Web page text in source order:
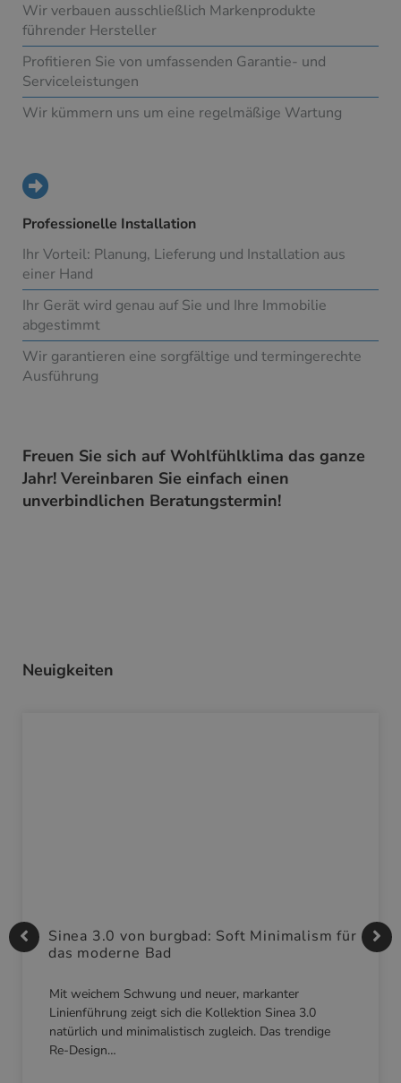
Wir verbauen ausschließlich Markenprodukte
führender Hersteller
Profitieren Sie von umfassenden Garantie- und
Serviceleistungen
Wir kümmern uns um eine regelmäßige Wartung
Professionelle Installation
Ihr Vorteil: Planung, Lieferung und Installation aus
einer Hand
Ihr Gerät wird genau auf Sie und Ihre Immobilie
abgestimmt
Wir garantieren eine sorgfältige und termingerechte
Ausführung
Freuen Sie sich auf Wohlfühlklima das ganze
Jahr! Vereinbaren Sie einfach einen
unverbindlichen Beratungstermin!
Neuigkeiten
Sinea 3.0 von burgbad: Soft Minimalism für
das moderne Bad
Mit weichem Schwung und neuer, markanter
Linienführung zeigt sich die Kollektion Sinea 3.0
natürlich und minimalistisch zugleich. Das trendige
Re-Design…